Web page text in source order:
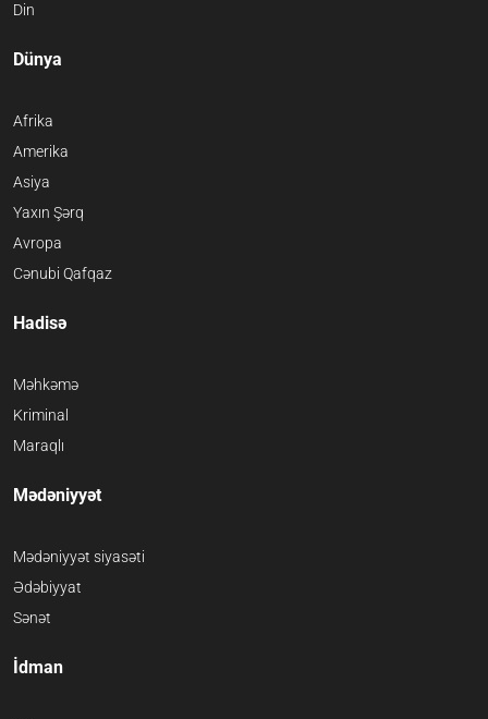
Din
Dünya
Afrika
Amerika
Asiya
Yaxın Şərq
Avropa
Cənubi Qafqaz
Hadisə
Məhkəmə
Kriminal
Maraqlı
Mədəniyyət
Mədəniyyət siyasəti
Ədəbiyyat
Sənət
İdman